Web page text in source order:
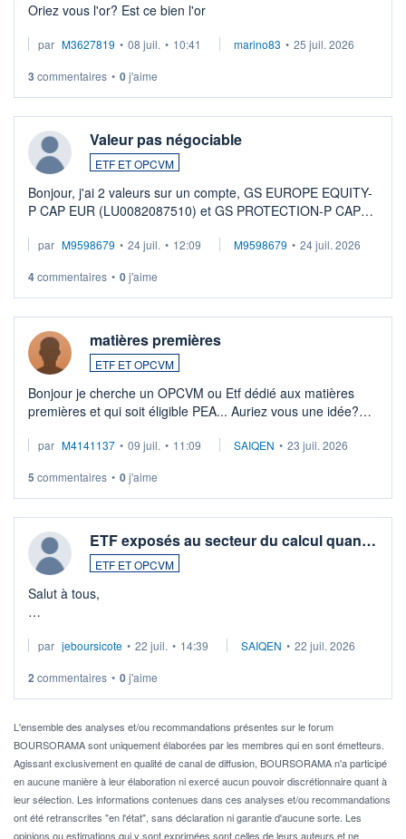
Oriez vous l'or? Est ce bien l'or
par M3627819 • 08 juil. • 10:41 marino83 • 25 juil. 2026
3 commentaires • 0j'aime
Valeur pas négociable
ETF ET OPCVM
Bonjour, j'ai 2 valeurs sur un compte, GS EUROPE EQUITY-
P CAP EUR (LU0082087510) et GS PROTECTION-P CAP
veux procéder à la vente, on me signale ...
par M9598679 • 24 juil. • 12:09 M9598679 • 24 juil. 2026
4commentaires • 0j'aime
matières premières
ETF ET OPCVM
Bonjour je cherche un OPCVM ou Etf dédié aux matières
premières et qui soit éligible PEA... Auriez vous une idée?
par M4141137 • 09 juil. • 11:09 SAIQEN • 23 juil. 2026
5 commentaires • 0j'aime
ETF exposés au secteur du calcul quan…
ETF ET OPCVM
Salut à tous,
via un ETF plutôt que des actions individuelles.
Idéalement, je voudrais qu'il soit éligible au PEA.
Pour l' ...
par jeboursicote • 22 juil. • 14:39 SAIQEN • 22 juil. 2026
2 commentaires • 0j'aime
L'ensemble des analyses et/ou recommandations présentes sur le forum
BOURSORAMA sont uniquement élaborées par les membres qui en sont émetteurs.
Agissant exclusivement en qualité de canal de diffusion, BOURSORAMA n'a participé
en aucune manière à leur élaboration ni exercé aucun pouvoir discrétionnaire quant à
leur sélection. Les informations contenues dans ces analyses et/ou recommandations
ont été retranscrites "en l'état", sans déclaration ni garantie d'aucune sorte. Les
opinions ou estimations qui y sont exprimées sont celles de leurs auteurs et ne